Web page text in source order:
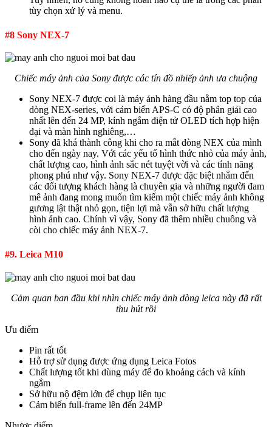
tùy chọn xử lý và menu.
#8 Sony NEX-7
Chiếc máy ảnh của Sony được các tín đồ nhiếp ảnh ưa chuộng
Sony NEX-7 được coi là máy ảnh hàng đầu nằm top top của
dòng NEX-series, với cảm biến APS-C có độ phân giải cao
nhất lên đến 24 MP, kính ngắm điện tử OLED tích hợp hiện
đại và màn hình nghiêng,…
Sony đã khá thành công khi cho ra mắt dòng NEX của mình
cho đến ngày nay. Với các yếu tố hình thức nhỏ của máy ảnh,
chất lượng cao, hình ảnh sắc nét tuyệt vời và các tính năng
phong phú như vậy. Sony NEX-7 được đặc biệt nhắm đến
các đối tượng khách hàng là chuyên gia và những người đam
mê ảnh đang mong muốn tìm kiếm một chiếc máy ảnh không
gương lật thật nhỏ gọn, tiện lợi mà vẫn sở hữu chất lượng
hình ảnh cao. Chính vì vậy, Sony đã thêm nhiều chuông và
còi cho chiếc máy ảnh NEX-7.
#9. Leica M10
Cảm quan ban đầu khi nhìn chiếc máy ảnh dòng leica này đã rất
thu hút rồi
Ưu điểm
Pin rất tốt
Hỗ trợ sử dụng được ứng dụng Leica Fotos
Chất lượng tốt khi dùng máy để đo khoảng cách và kính
ngắm
Sở hữu nộ đệm lớn để chụp liên tục
Cảm biến full-frame lên đến 24MP